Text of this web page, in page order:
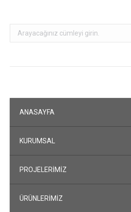
Search:
ANASAYFA
KURUMSAL
PROJELERİMİZ
ÜRÜNLERİMİZ